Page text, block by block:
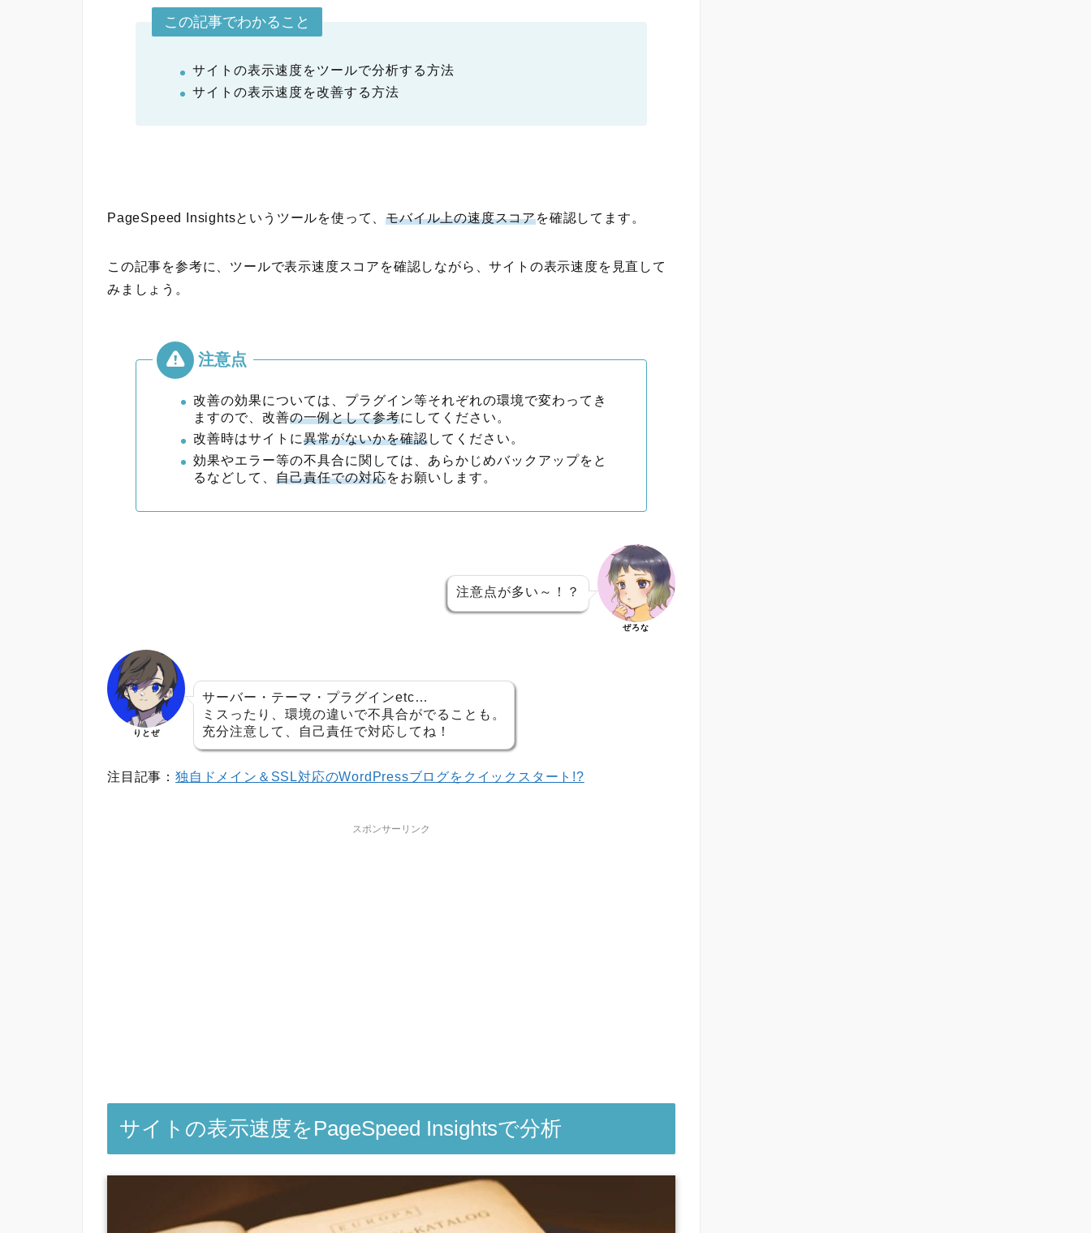
この記事でわかること
サイトの表示速度をツールで分析する方法
サイトの表示速度を改善する方法
PageSpeed Insightsというツールを使って、モバイル上の速度スコアを確認してます。
この記事を参考に、ツールで表示速度スコアを確認しながら、サイトの表示速度を見直して
みましょう。
改善の効果については、プラグイン等それぞれの環境で変わってき
ますので、改善の一例として参考にしてください。
改善時はサイトに異常がないかを確認してください。
効果やエラー等の不具合に関しては、あらかじめバックアップをと
るなどして、 自己責任での対応をお願いします。
注意点が多い～！？
ぜろな
りとぜ
サーバー・テーマ・プラグインetc…
ミスったり、環境の違いで不具合がでることも。
充分注意して、自己責任で対応してね！
注目記事： 独自ドメイン＆SSL対応のWordPressブログをクイックスタート!?
スポンサーリンク
サイトの表示速度をPageSpeed Insightsで分析